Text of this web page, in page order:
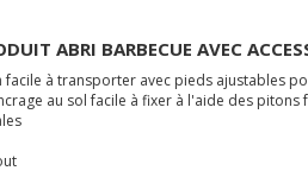
ABRI BARBECUE AVEC
facile à transporter avec pieds ajustables
au sol facile à fixer à l'aide des pitons